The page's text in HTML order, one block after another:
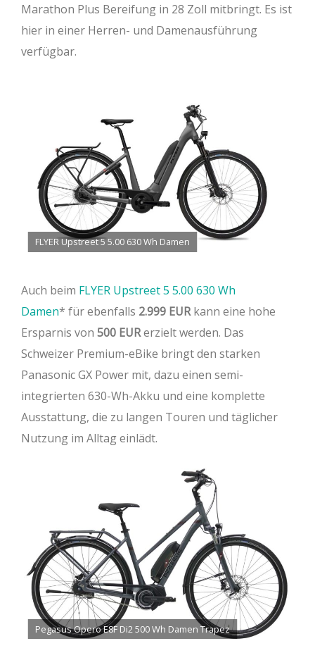
Marathon Plus Bereifung in 28 Zoll mitbringt. Es ist
hier in einer Herren- und Damenausführung
verfügbar.
FLYER Upstreet 5 5.00 630 Wh Damen
Auch beim FLYER Upstreet 5 5.00 630 Wh
Damen
für ebenfalls 2.999 EURkann eine hohe
Ersparnis von 500 EURerzielt werden. Das
Schweizer Premium-eBike bringt den starken
Panasonic GX Power mit, dazu einen semi-
integrierten 630-Wh-Akku und eine komplette
Ausstattung, die zu langen Touren und täglicher
Nutzung im Alltag einlädt.
Pegasus Opero E8F Di2 500 Wh Damen Trapez